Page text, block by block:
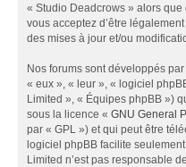
« Studio Deadcrows » alors
vous acceptez d’être
des mises à jour et/ou
Nos forums sont développés
« eux », « leur », « logiciel
Limited », « Équipes phpBB »)
sous la licence « GNU General
par « GPL ») et qui peut être
logiciel phpBB facilite
Limited n’est pas responsable